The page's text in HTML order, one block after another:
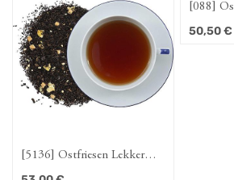
Ostfriesen Lekker
[088] Ostfriesische
Gemütlichkeit
50,50
[088] Ostfriesische